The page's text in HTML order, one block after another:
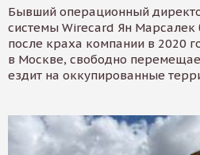
Бывший операционный
системы Wirecard Ян Марсалек
после краха компании в 2020
в Москве, свободно
ездит на оккупированные